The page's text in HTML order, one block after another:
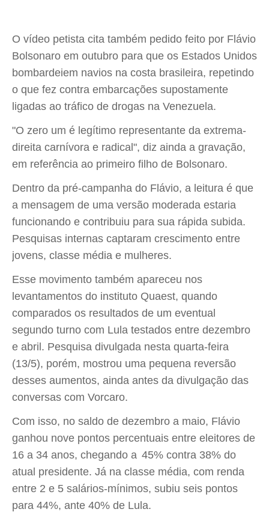
O vídeo petista cita também pedido feito por Flávio
Bolsonaro em outubro para que os Estados Unidos
bombardeiem navios na costa brasileira, repetindo
o que fez contra embarcações supostamente
ligadas ao tráfico de drogas na Venezuela.
"O zero um é legítimo representante da extrema-
direita carnívora e radical", diz ainda a gravação,
em referência ao primeiro filho de Bolsonaro.
Dentro da pré-campanha do Flávio, a leitura é que
a mensagem de uma versão moderada estaria
funcionando e contribuiu para sua rápida subida.
Pesquisas internas captaram crescimento entre
jovens, classe média e mulheres.
Esse movimento também apareceu nos
levantamentos do instituto Quaest, quando
comparados os resultados de um eventual
segundo turno com Lula testados entre dezembro
e abril. Pesquisa divulgada nesta quarta-feira
(13/5), porém, mostrou uma pequena reversão
desses aumentos, ainda antes da divulgação das
conversas com Vorcaro.
Com isso, no saldo de dezembro a maio, Flávio
ganhou nove pontos percentuais entre eleitores de
16 a 34 anos, chegando a 45% contra 38% do
atual presidente. Já na classe média, com renda
entre 2 e 5 salários-mínimos, subiu seis pontos
para 44%, ante 40% de Lula.